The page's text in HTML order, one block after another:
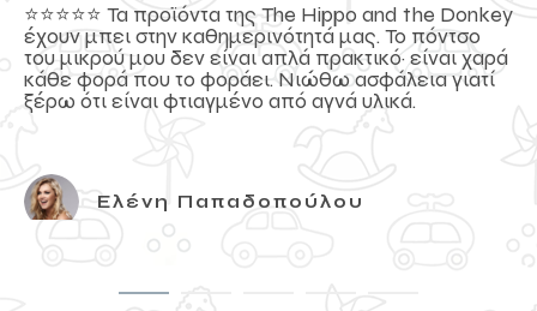
⭐️⭐️⭐️⭐️⭐️ Τα προϊόντα της The Hippo and the Donkey
έχουν μπει στην καθημερινότητά μας. Το πόντσο
του μικρού μου δεν είναι απλά πρακτικό· είναι χαρά
κάθε φορά που το φοράει. Νιώθω ασφάλεια γιατί
ξέρω ότι είναι φτιαγμένο από αγνά υλικά.
Ελένη Παπαδοπούλου